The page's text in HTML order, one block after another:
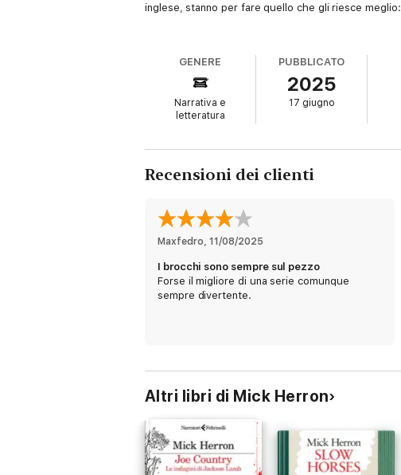
inglese, stanno per fare quello che gli riesce
suoi personaggi, Mick Herron - vincitore del CWA
story a vette sempre più alte.
“Regola di Londra numero uno: pararsi sempre il
la Lettura – Corriere della Sera
Le regole di Londra è il capitolo migliore di una
GENERE
Narrativa e
letteratura
PUBBLICATO
2025
17 giugno
Recensioni dei clienti
Maxfedro, 11/08/2025
I brocchi sono sempre sul pezzo
Forse il migliore di una serie comunque
sempre divertente.
Altri libri di Mick Herron